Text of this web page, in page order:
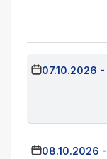
07.10.2026 -
08.10.2026 -